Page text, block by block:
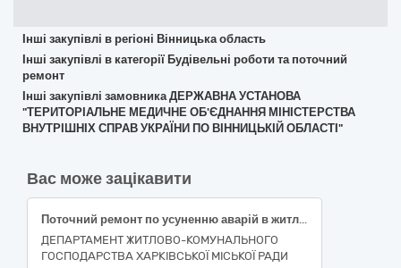
Інші закупівлі в регіоні Вінницька область
Інші закупівлі в категорії Будівельні роботи та поточний
ремонт
Інші закупівлі замовника ДЕРЖАВНА УСТАНОВА
"ТЕРИТОРІАЛЬНЕ МЕДИЧНЕ ОБ'ЄДНАННЯ МІНІСТЕРСТВА
ВНУТРІШНІХ СПРАВ УКРАЇНИ ПО ВІННИЦЬКІЙ ОБЛАСТІ"
Вас може зацікавити
Поточний ремонт по усуненню аварій в житловому фонді багатоквартирного будинку за адресою: вулиця Туркестанська, 22, місто Харків (код ДК 021:2015-45260000-7 Покрівельні роботи та інші спеціалізовані будівельні роботи)
ДЕПАРТАМЕНТ ЖИТЛОВО-КОМУНАЛЬНОГО
ГОСПОДАРСТВА ХАРКІВСЬКОЇ МІСЬКОЇ РАДИ